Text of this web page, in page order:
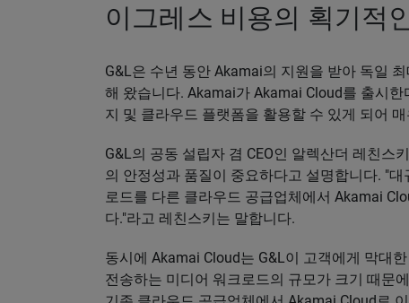
이그레스 비용의 획기적
G&L은 수년 동안 Akamai의 지원을 받아 독일
해 왔습니다. Akamai가 Akamai Cloud를 출시
지 및 클라우드 플랫폼을 활용할 수 있게 되어
G&L의 공동 설립자 겸 CEO인 알렉산더 레친스
의 안정성과 품질이 중요하다고 설명합니다. "
로드를 다른 클라우드 공급업체에서 Akamai
다."라고 레친스키는 말합니다.
동시에 Akamai Cloud는 G&L이 고객에게 막대
전송하는 미디어 워크로드의 규모가 크기 때문